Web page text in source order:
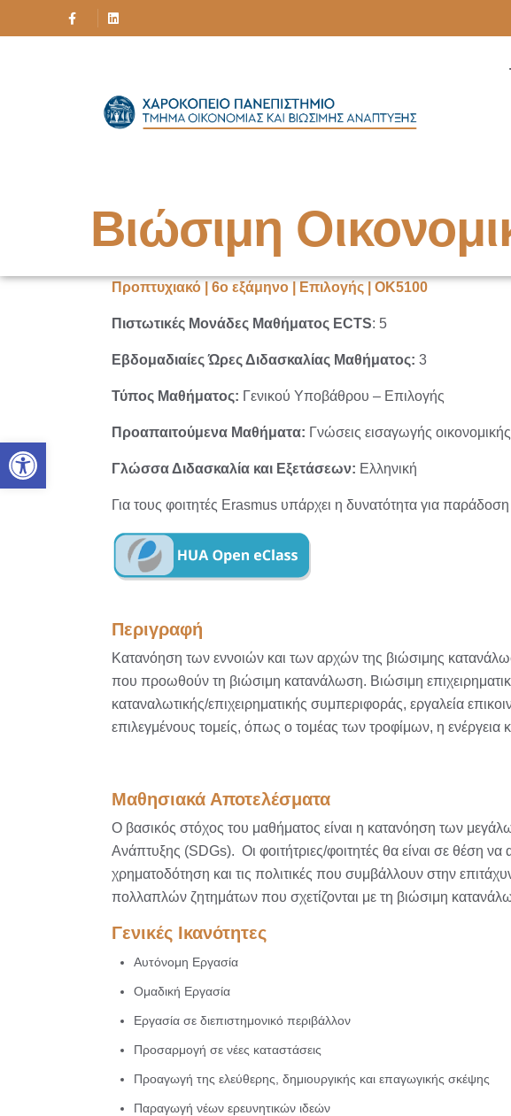
Ανοίξτε τη γραμμή εργαλείων
Βιώσιμη
Προπτυχιακό | 6ο εξάμηνο | Επιλογής | ΟΚ5100
Πιστωτικές Μονάδες Μαθήματος ECTS: 5
Εβδομαδιαίες Ώρες Διδασκαλίας Μαθήματος: 3
Τύπος Μαθήματος: Γενικού Υποβάθρου – Επιλογής
Προαπαιτούμενα Μαθήματα: Γνώσεις εισαγωγής
Γλώσσα Διδασκαλία και Εξετάσεων: Ελληνική
Για τους φοιτητές Erasmus υπάρχει η δυνατότητα για
Περιγραφή
Κατανόηση των εννοιών και των αρχών της βιώσιμης
που προωθούν τη βιώσιμη κατανάλωση. Βιώσιμη
καταναλωτικής/επιχειρηματικής συμπεριφοράς, εργαλεία
επιλεγμένους τομείς, όπως ο τομέας των τροφίμων, η
Μαθησιακά Αποτελέσματα
Ο βασικός στόχος του μαθήματος είναι η κατανόηση των
Ανάπτυξης (SDGs). Οι φοιτήτριες/φοιτητές θα είναι σε θέση να
χρηματοδότηση και τις πολιτικές που συμβάλλουν στην
πολλαπλών ζητημάτων που σχετίζονται με τη βιώσιμη
Γενικές Ικανότητες
Αυτόνομη Εργασία
Ομαδική Εργασία
Εργασία σε διεπιστημονικό περιβάλλον
Προσαρμογή σε νέες καταστάσεις
Προαγωγή της ελεύθερης, δημιουργικής και επαγωγικής σκέψης
Παραγωγή νέων ερευνητικών ιδεών